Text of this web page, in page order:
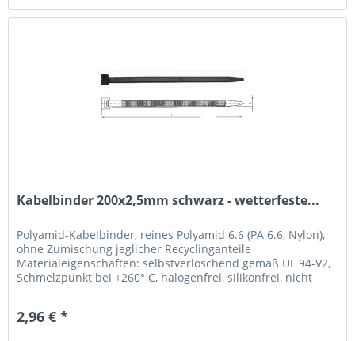
Kabelbinder 200x2,5mm schwarz - wetterfeste...
Polyamid-Kabelbinder, reines Polyamid 6.6 (PA 6.6, Nylon),
ohne Zumischung jeglicher Recyclinganteile
Materialeigenschaften: selbstverlöschend gemäß UL 94-V2,
Schmelzpunkt bei +260° C, halogenfrei, silikonfrei, nicht
2,96 € *